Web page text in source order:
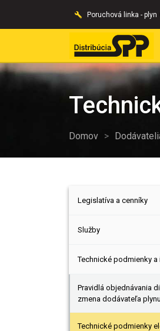
Poruchová linka - plyn
Domov >
Legislatíva a cenníky
Služby
Technické podmienky
Pravidlá objednávania
zmena dodávateľa
Technické podmienky